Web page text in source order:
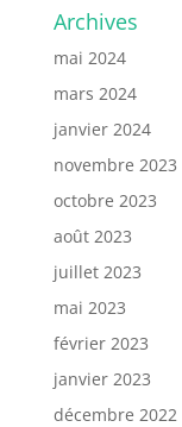
Archives
mai 2024
mars 2024
janvier 2024
novembre 2023
octobre 2023
août 2023
juillet 2023
mai 2023
février 2023
janvier 2023
décembre 2022